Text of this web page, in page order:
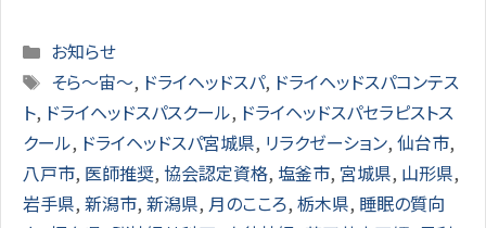
Categories
お知らせ
Tags
そら～宙～, ドライヘッドスパ, ドライヘッドスパコンテス
ト, ドライヘッドスパスクール, ドライヘッドスパセラピストス
クール, ドライヘッドスパ宮城県, リラクゼーション, 仙台市,
八戸市, 医師推奨, 協会認定資格, 塩釜市, 宮城県, 山形県,
岩手県, 新潟市, 新潟県, 月のこころ, 栃木県, 睡眠の質向